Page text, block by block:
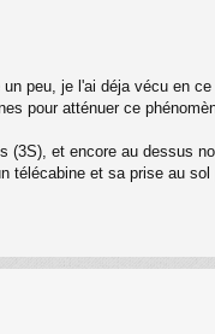
peu, je l'ai déja vécu en
pour atténuer ce
et encore au dessus
télécabine et sa prise au